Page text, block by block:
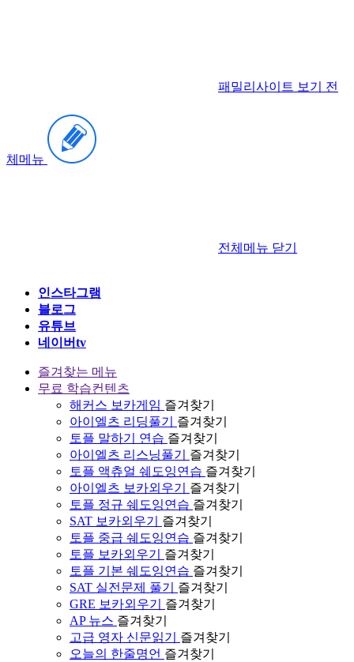
패밀리사이트 보기 전
체메뉴
전체메뉴 닫기
인스타그램
블로그
유튜브
네이버tv
즐겨찾는 메뉴
무료 학습컨텐츠
해커스 보카게임 즐겨찾기
아이엘츠 리딩풀기
즐겨찾기
토플 말하기 연습 즐겨찾기
아이엘츠 리스닝풀기
즐겨찾기
토플 액츄얼 쉐도잉연습 즐겨찾기
아이엘츠 보카외우기
즐겨찾기
토플 정규 쉐도잉연습 즐겨찾기
SAT 보카외우기
즐겨찾기
토플 중급 쉐도잉연습 즐겨찾기
토플 보카외우기
즐겨찾기
토플 기본 쉐도잉연습 즐겨찾기
SAT 실전문제 풀기
즐겨찾기
GRE 보카외우기
즐겨찾기
AP 뉴스 즐겨찾기
고급 영자 신문읽기
즐겨찾기
오늘의 한줄명언 즐겨찾기